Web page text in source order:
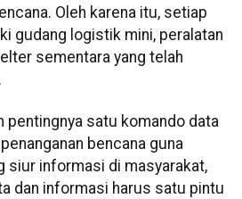
Oleh karena itu, setiap
gudang logistik mini, peralatan
sementara yang telah
pentingnya satu komando data
bencana guna
siur informasi di masyarakat,
dan informasi harus satu pintu